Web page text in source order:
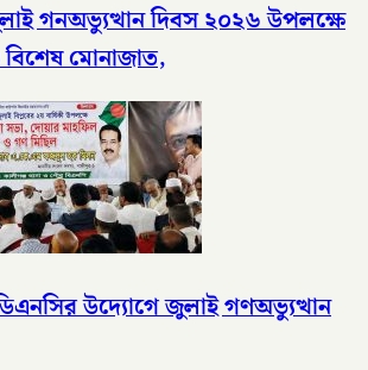
গনঅভ্যুত্থান দিবস ২০২৬ উপলক্ষে
মোনাজাত,
উদ্যোগে জুলাই গণঅভ্যুত্থান